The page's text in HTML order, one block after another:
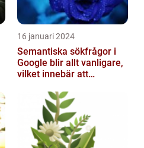
16 januari 2024
Semantiska sökfrågor i
Google blir allt vanligare,
vilket innebär att
att fö...